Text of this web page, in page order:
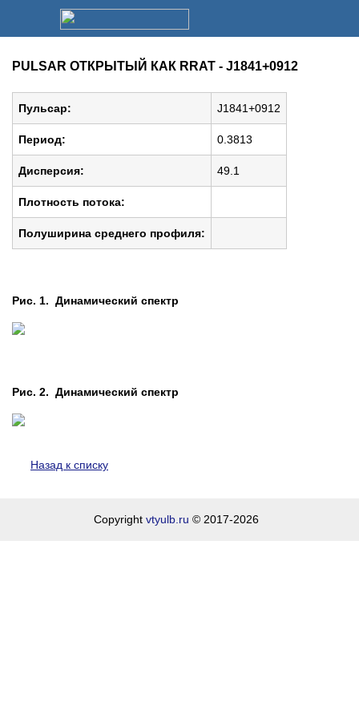
PULSAR ОТКРЫТЫЙ КАК RRAT - J1841+0912
Пульсар: J1841+0912
Период: 0.3813
Дисперсия: 49.1
Плотность потока:
Полуширина среднего профиля:
Рис. 1. Динамический спектр
Рис. 2. Динамический спектр
Назад к списку
Copyright vtyulb.ru © 2017-2026